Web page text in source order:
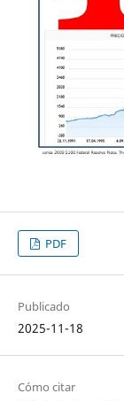
PDF
Publicado
2025-11-18
Cómo citar